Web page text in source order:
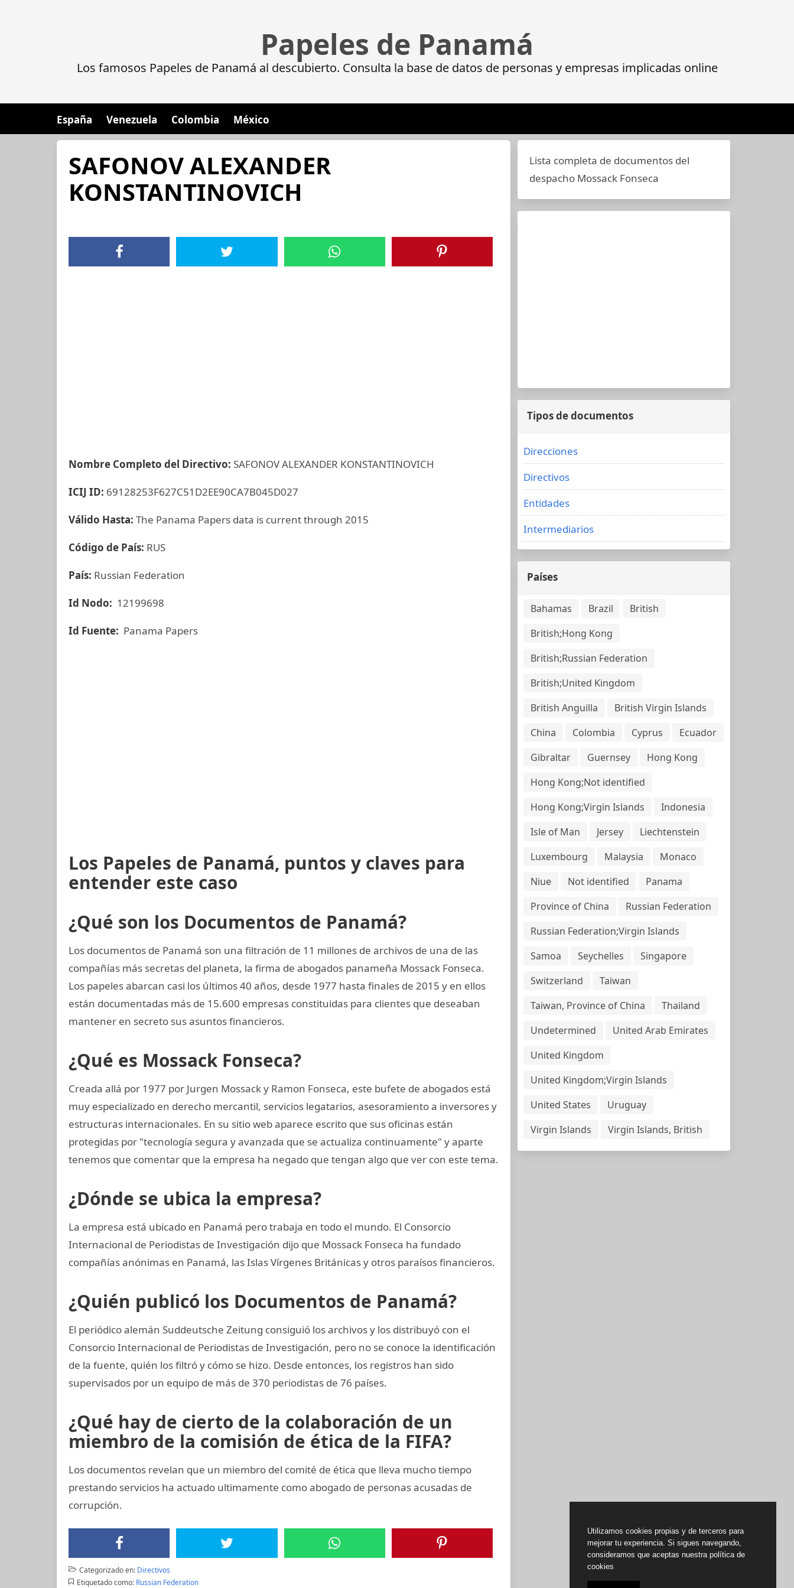
Papeles de Panamá
Los famosos Papeles de Panamá al descubierto. Consulta la base de datos de personas y empresas implicadas online
España Venezuela Colombia México
SAFONOV ALEXANDER
KONSTANTINOVICH
Nombre Completo del Directivo: SAFONOV ALEXANDER KONSTANTINOVICH
ICIJ ID: 69128253F627C51D2EE90CA7B045D027
Válido Hasta: The Panama Papers data is current through 2015
Código de País: RUS
País: Russian Federation
Id Nodo: 12199698
Id Fuente: Panama Papers
Los Papeles de Panamá, puntos y claves para
entender este caso
¿Qué son los Documentos de Panamá?
Los documentos de Panamá son una filtración de 11 millones de archivos de una de las
compañías más secretas del planeta, la firma de abogados panameña Mossack Fonseca.
Los papeles abarcan casi los últimos 40 años, desde 1977 hasta finales de 2015 y en ellos
están documentadas más de 15.600 empresas constituidas para clientes que deseaban
mantener en secreto sus asuntos financieros.
¿Qué es Mossack Fonseca?
Creada allá por 1977 por Jurgen Mossack y Ramon Fonseca, este bufete de abogados está
muy especializado en derecho mercantil, servicios legatarios, asesoramiento a inversores y
estructuras internacionales. En su sitio web aparece escrito que sus oficinas están
protegidas por "tecnología segura y avanzada que se actualiza continuamente" y aparte
tenemos que comentar que la empresa ha negado que tengan algo que ver con este tema.
¿Dónde se ubica la empresa?
La empresa está ubicado en Panamá pero trabaja en todo el mundo. El Consorcio
Internacional de Periodistas de Investigación dijo que Mossack Fonseca ha fundado
compañías anónimas en Panamá, las Islas Vírgenes Británicas y otros paraísos financieros.
¿Quién publicó los Documentos de Panamá?
El periódico alemán Suddeutsche Zeitung consiguió los archivos y los distribuyó con el
Consorcio Internacional de Periodistas de Investigación, pero no se conoce la identificación
de la fuente, quién los filtró y cómo se hizo. Desde entonces, los registros han sido
supervisados por un equipo de más de 370 periodistas de 76 países.
¿Qué hay de cierto de la colaboración de un
miembro de la comisión de ética de la FIFA?
Los documentos revelan que un miembro del comité de ética que lleva mucho tiempo
prestando servicios ha actuado ultimamente como abogado de personas acusadas de
corrupción.
Categorizado en: Directivos
Etiquetado como: Russian Federation
Lista completa de documentos del
despacho Mossack Fonseca
Tipos de documentos
Direcciones
Directivos
Entidades
Intermediarios
Países
Bahamas Brazil
British
British;Hong Kong
British;Russian Federation
British;United Kingdom
British Anguilla
British Virgin Islands
China
Colombia Cyprus
Ecuador
Gibraltar
Guernsey
Hong Kong
Hong Kong;Not identified
Hong Kong;Virgin Islands
Indonesia
Isle of Man
Jersey
Liechtenstein
Luxembourg
Malaysia
Monaco
Niue
Not identified
Panama
Province of China
Russian Federation
Russian Federation;Virgin Islands
Samoa
Seychelles
Singapore
Switzerland
Taiwan
Taiwan, Province of China
Thailand
Undetermined
United Arab Emirates
United Kingdom
United Kingdom;Virgin Islands
United States
Uruguay
Virgin Islands
Virgin Islands, British
Utilizamos cookies propias y de terceros para
mejorar tu experiencia. Si sigues navegando,
consideramos que aceptas nuestra política de
cookies